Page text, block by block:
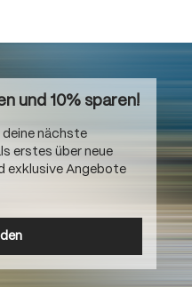
und 10% sparen!
deine nächste
erstes über neue
exklusive Angebote